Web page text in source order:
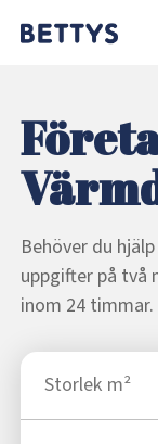
Behöver du
uppgifter på två
inom 24 timmar.